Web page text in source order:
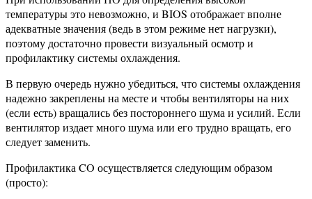
температуры это невозможно, и BIOS отображает вполне
адекватные значения (ведь в этом режиме нет нагрузки),
поэтому достаточно провести визуальный осмотр и
профилактику системы охлаждения.
В первую очередь нужно убедиться, что системы охлаждения
надежно закреплены на месте и чтобы вентиляторы на них
(если есть) вращались без постороннего шума и усилий. Если
вентилятор издает много шума или его трудно вращать, его
следует заменить.
Профилактика CO осуществляется следующим образом
(просто):